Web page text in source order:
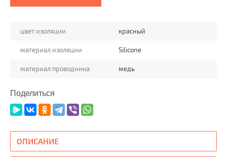
цвет изоляции красный
материал изоляции Silicone
материал проводника медь
Поделиться
ОПИСАНИЕ